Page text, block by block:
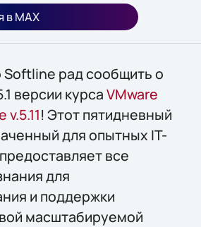
в MAX
рад сообщить о
версии курсаVMware
! Этот пятидневный
для опытных IT-
все
для
и поддержки
масштабируемой